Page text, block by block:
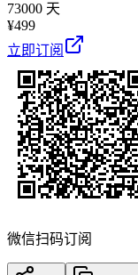
73000 天
¥499
立即订阅
微信扫码订阅